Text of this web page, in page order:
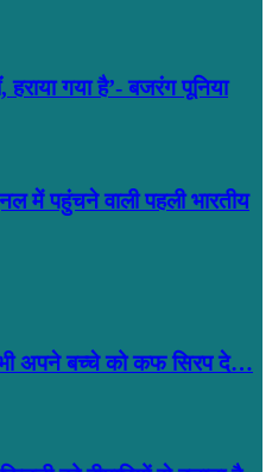
हराया गया है’- बजरंग पूनिया
में पहुंचने वाली पहली भारतीय
अपने बच्चे को कफ सिरप दे…